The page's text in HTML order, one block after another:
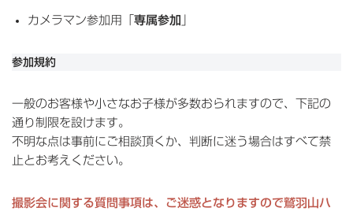
カメラマン参加用「 専属参加
参加規約
一般のお客様や小さなお子様が多数おられますので、下記の
通り制限を設けます。
不明な点は事前にご相談頂くか、判断に迷う場合はすべて禁
止とお考えください。
撮影会に関する質問事項は、ご迷惑となりますので鷲羽山ハ